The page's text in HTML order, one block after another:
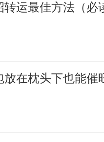
运最佳方法（必
在枕头下也能催